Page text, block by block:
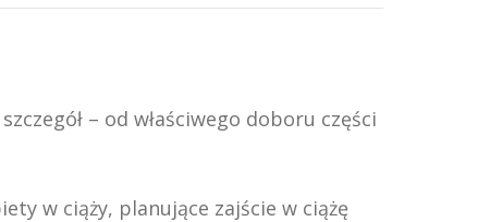
– od właściwego doboru części
w ciąży, planujące zajście w ciążę